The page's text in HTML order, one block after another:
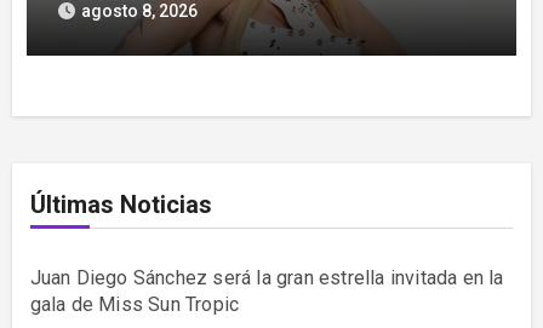
agosto 8, 2026
Últimas Noticias
Juan Diego Sánchez será la gran estrella invitada en la
gala de Miss Sun Tropic